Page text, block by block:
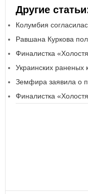
Другие
Колумбия
Равшана Куркова
Финалистка
Украинских раненых
Земфира заявила о
Финалистка